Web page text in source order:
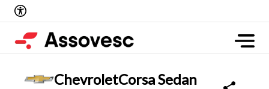
ChevroletCorsa Sedan